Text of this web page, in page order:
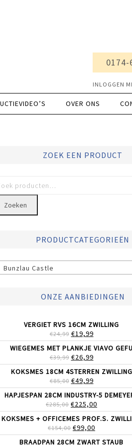
0174-
INLOGGEN
OVER ONS
ZOEK EEN PRODUCT
Zoeken
PRODUCTCATEGORIEËN
Bunzlau Castle
ONZE AANBIEDINGEN
VERGIET RVS 16CM ZWILLING
€24,99 OORSPRONKELIJKE
PRIJS
WAS:
€24,99.
€19,99HUIDIGE
PRIJS
IS:
€19,99.
WIEGEMES MET PLANKJE VIAVO GEFU
€39,99 OORSPRONKELIJKE
PRIJS
WAS:
€39,99.
€26,99HUIDIGE
PRIJS
IS:
€26,99.
KOKSMES 18CM 4STERREN ZWILLING
€85,00 OORSPRONKELIJKE
PRIJS
WAS:
€85,00.
€49,99HUIDIGE
PRIJS
IS:
€49,99.
HAPJESPAN 28CM INDUSTRY-5
€285,00 OORSPRONKELIJKE
PRIJS
WAS:
€285,00.
€225,00
PRIJS
IS:
KOKSMES + OFFICEMES PROF.S.
€154,00
PRIJS
WAS:
€99,00
PRIJS
IS:
BRAADPAN 28CM ZWART STAUB